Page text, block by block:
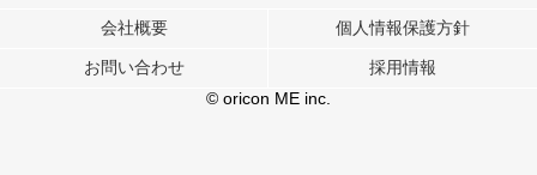
行っています。
メディアや広告配信、データ解析の各パートナーに提供しています。
各パートナーは、この情報とユーザーが各パートナーに提供した他の情報や、
ユーザーが各パートナーのサービスを使用したときに収集した他の情報を組み
会社概要 個人情報保護方針
お問い合わせ
採用情報
© oricon ME inc.